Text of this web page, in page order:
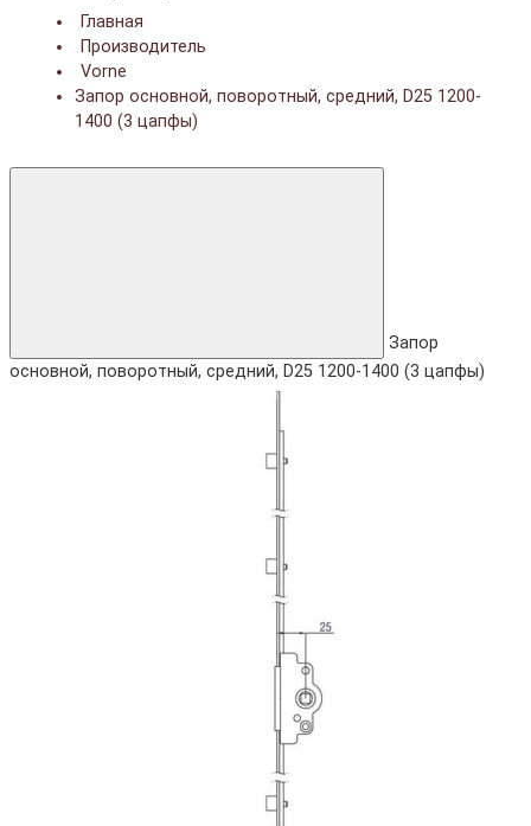
Главная
Производитель
Vorne
Запор основной, поворотный, средний, D25 1200-
1400 (3 цапфы)
Запор
основной, поворотный, средний, D25 1200-1400 (3 цапфы)